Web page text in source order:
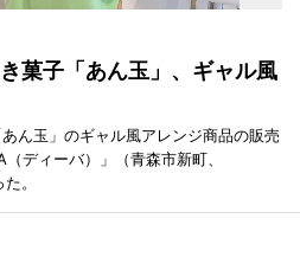
菓子「あん玉」、ギャル風
ん玉」のギャル風アレンジ商品の販売
ディーバ）」（青森市新町、
。